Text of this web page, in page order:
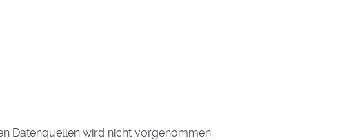
Datenquellen wird nicht vorgenommen.